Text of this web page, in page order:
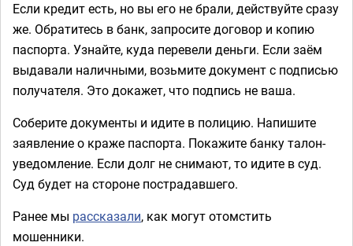
Если кредит есть, но вы его не брали, действуйте сразу
же. Обратитесь в банк, запросите договор и копию
паспорта. Узнайте, куда перевели деньги. Если заём
выдавали наличными, возьмите документ с подписью
получателя. Это докажет, что подпись не ваша.
Соберите документы и идите в полицию. Напишите
заявление о краже паспорта. Покажите банку талон-
уведомление. Если долг не снимают, то идите в суд.
Суд будет на стороне пострадавшего.
Ранее мы рассказали, как могут отомстить
мошенники.